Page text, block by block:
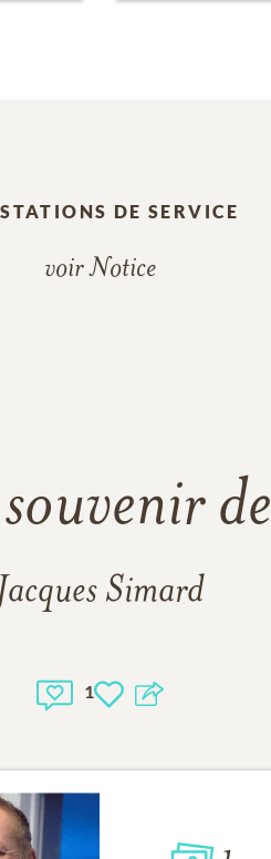
DE SERVICE
voir Notice
de
Jacques Simard
1